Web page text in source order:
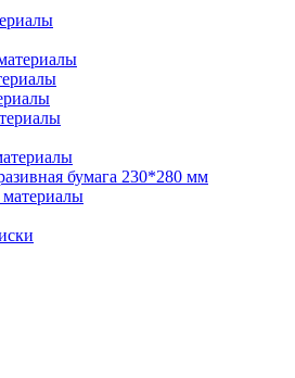
бумага 230*280 мм